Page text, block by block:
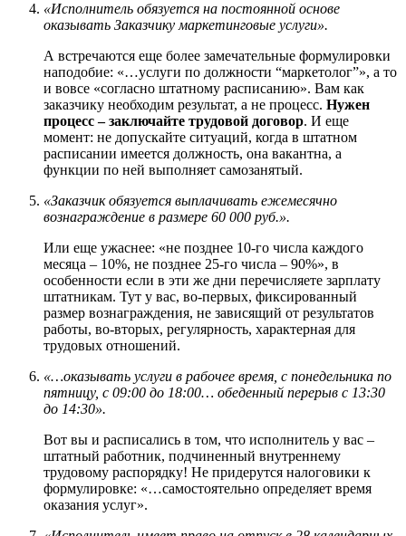
«Исполнитель обязуется на постоянной основе
оказывать Заказчику маркетинговые услуги».
А встречаются еще более замечательные формулировки
наподобие: «…услуги по должности “маркетолог”», а то
и вовсе «согласно штатному расписанию». Вам как
заказчику необходим результат, а не процесс. Нужен
процесс – заключайте трудовой договор. И еще
момент: не допускайте ситуаций, когда в штатном
расписании имеется должность, она вакантна, а
функции по ней выполняет самозанятый.
«Заказчик обязуется выплачивать ежемесячно
вознаграждение в размере 60 000 руб.».
Или еще ужаснее: «не позднее 10-го числа каждого
месяца – 10%, не позднее 25-го числа – 90%», в
особенности если в эти же дни перечисляете зарплату
штатникам. Тут у вас, во-первых, фиксированный
размер вознаграждения, не зависящий от результатов
работы, во-вторых, регулярность, характерная для
трудовых отношений.
«…оказывать услуги в рабочее время, с понедельника по
пятницу, с 09:00 до 18:00… обеденный перерыв с 13:30
до 14:30».
Вот вы и расписались в том, что исполнитель у вас –
штатный работник, подчиненный внутреннему
трудовому распорядку! Не придерутся налоговики к
формулировке: «…самостоятельно определяет время
оказания услуг».